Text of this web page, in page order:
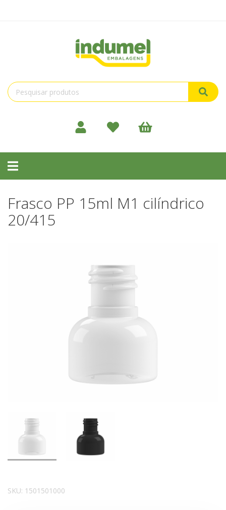
Toggle
navigation
Frasco PP 15ml M1 cilíndrico
20/415
SKU: 1501501000